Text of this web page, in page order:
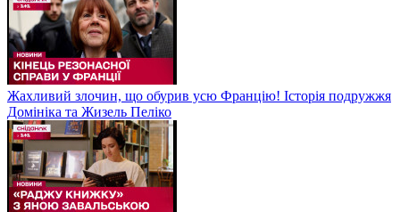
Жахливий злочин, що обурив усю Францію! Історія подружжя
Домініка та Жизель Пеліко